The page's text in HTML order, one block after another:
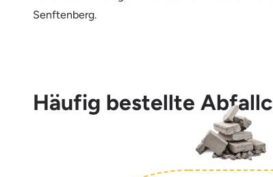
Senftenberg.
Häufig bestellte